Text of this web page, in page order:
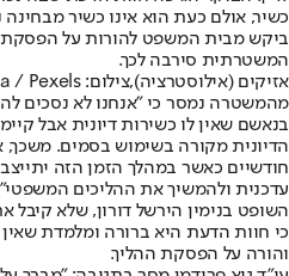
כשיר, אולם כעת הוא אינו כשיר מבחינה
ביקש מבית המשפט להורות על הפסקת
המשטרתית סירבה לכך.
אזיקים (אילוסטרציה),צילום: Kindel Media / Pexels
מהמשטרה נמסר כי "אנחנו לא נסכים
בנאשם שאין לו כשירות דיונית אבל
הדיונית מקורה בשימוש בסמים.
חודשיים כאשר במהלך הזמן הזה
עדכנית ולהמשיך את ההליכים
השופט בנימין הירשל דורון, שלא
כי חוות הדעת היא ברורה ומלמדת
והורה על הפסקת ההליך.